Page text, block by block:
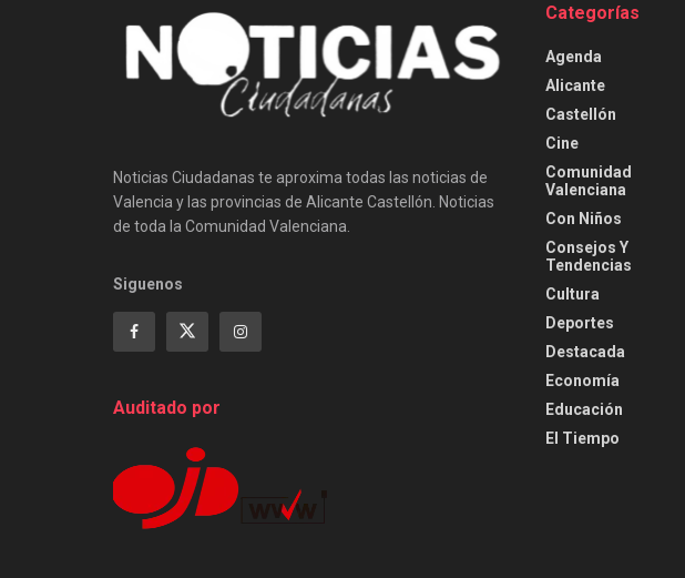
Noticias Ciudadanas te aproxima todas las noticias de
Valencia y las provincias de Alicante Castellón. Noticias
de toda la Comunidad Valenciana.
Siguenos
Auditado por
Categorías
Agenda
Alicante
Castellón
Cine
Comunidad
Valenciana
Con Niños
Consejos Y
Tendencias
Cultura
Deportes
Destacada
Economía
Educación
El Tiempo